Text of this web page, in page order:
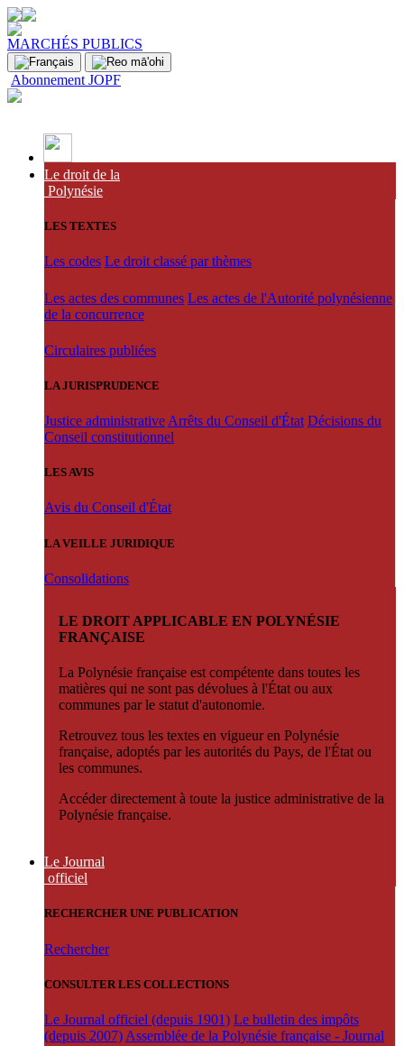
MARCHÉS PUBLICS
Abonnement JOPF
Le droit de la
Polynésie
LES TEXTES
Les codes Le droit classé par thèmes
Les actes des communes Les actes de l'Autorité polynésienne
de la concurrence
Circulaires publiées
LA JURISPRUDENCE
Justice administrative Arrêts du Conseil d'État Décisions du
Conseil constitutionnel
LES AVIS
Avis du Conseil d'État
LA VEILLE JURIDIQUE
Consolidations
LE DROIT APPLICABLE EN POLYNÉSIE
FRANÇAISE
La Polynésie française est compétente dans toutes les
matières qui ne sont pas dévolues à l'État ou aux
communes par le statut d'autonomie.
Retrouvez tous les textes en vigueur en Polynésie
française, adoptés par les autorités du Pays, de l'État ou
les communes.
Accéder directement à toute la justice administrative de la
Polynésie française.
Le Journal
officiel
RECHERCHER UNE PUBLICATION
Rechercher
CONSULTER LES COLLECTIONS
Le Journal officiel (depuis 1901) Le bulletin des impôts
(depuis 2007) Assemblée de la Polynésie française - Journal